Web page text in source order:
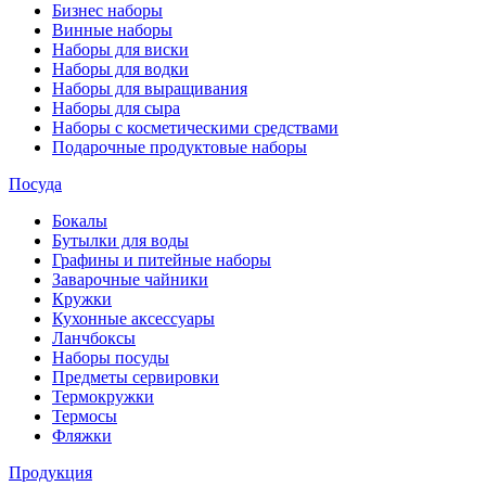
Бизнес наборы
Винные наборы
Наборы для виски
Наборы для водки
Наборы для выращивания
Наборы для сыра
Наборы с косметическими средствами
Подарочные продуктовые наборы
Посуда
Бокалы
Бутылки для воды
Графины и питейные наборы
Заварочные чайники
Кружки
Кухонные аксессуары
Ланчбоксы
Наборы посуды
Предметы сервировки
Термокружки
Термосы
Фляжки
Продукция